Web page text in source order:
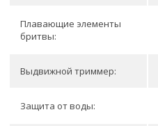
Плавающие элементы
бритвы:
Выдвижной триммер:
Защита от воды: